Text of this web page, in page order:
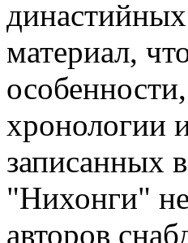
материал,
хронологии
записанных
"Нихонги"
авторов